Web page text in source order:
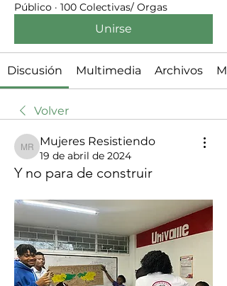
Público · 100 Colectivas/ Orgas
Unirse
Discusión Multimedia Archivos
Volver
Mujeres Resistiendo
Mujeres Resistiendo
19 de abril de 2024
Y no para de construir